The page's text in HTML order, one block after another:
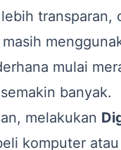
transparan,
mulai
banyak.
melakukan
komputer